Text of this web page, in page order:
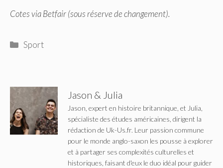
Cotes via Betfair (sous réserve de changement).
Catégories
Sport
Jason & Julia
Jason, expert en histoire britannique, et Julia,
spécialiste des études américaines, dirigent la
rédaction de Uk-Us.fr. Leur passion commune
pour le monde anglo-saxon les pousse à explorer
et à partager ses complexités culturelles et
historiques, faisant d'eux le duo idéal pour guider